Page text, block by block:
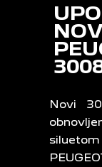
Novi